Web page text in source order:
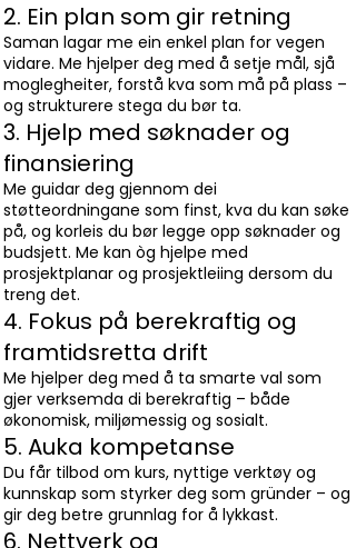
2. Ein plan som gir retning
Saman lagar me ein enkel plan for vegen
vidare. Me hjelper deg med å setje mål, sjå
moglegheiter, forstå kva som må på plass –
og strukturere stega du bør ta.
3. Hjelp med søknader og
finansiering
Me guidar deg gjennom dei
støtteordningane som finst, kva du kan søke
på, og korleis du bør legge opp søknader og
budsjett. Me kan òg hjelpe med
prosjektplanar og prosjektleiing dersom du
treng det.
4. Fokus på berekraftig og
framtidsretta drift
Me hjelper deg med å ta smarte val som
gjer verksemda di berekraftig – både
økonomisk, miljømessig og sosialt.
5. Auka kompetanse
Du får tilbod om kurs, nyttige verktøy og
kunnskap som styrker deg som gründer – og
gir deg betre grunnlag for å lykkast.
6. Nettverk og